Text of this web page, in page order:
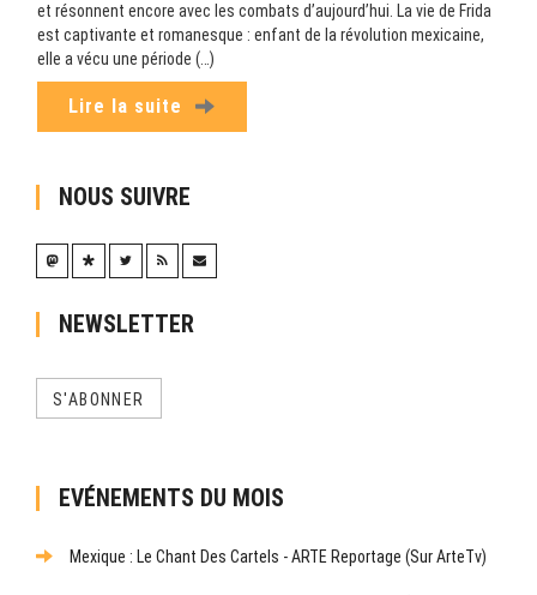
et résonnent encore avec les combats d’aujourd’hui. La vie de Frida
est captivante et romanesque : enfant de la révolution mexicaine,
elle a vécu une période (…)
Lire la suite
NOUS SUIVRE
NEWSLETTER
S'ABONNER
EVÉNEMENTS DU MOIS
Mexique : Le Chant Des Cartels - ARTE Reportage (sur ArteTv)